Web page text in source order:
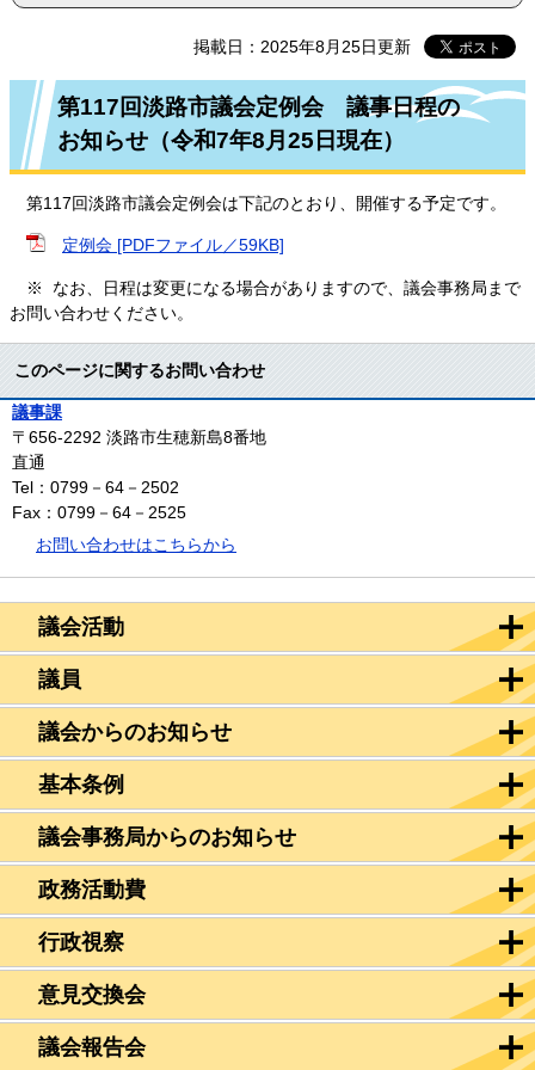
議会活動
議員
議会からのお知らせ
基本条例
議会事務局からのお知らせ
政務活動費
行政視察
意見交換会
議会報告会
掲載日：2025年8月25日更新
第117回淡路市議会定例会 議事日程の
お知らせ（令和7年8月25日現在）
第117回淡路市議会定例会は下記のとおり、開催する予定です。
定例会 [PDFファイル／59KB]
※ なお、日程は変更になる場合がありますので、議会事務局まで
お問い合わせください。
このページに関するお問い合わせ
議事課
〒656-2292 淡路市生穂新島8番地
直通
Tel：0799－64－2502
Fax：0799－64－2525
お問い合わせはこちらから